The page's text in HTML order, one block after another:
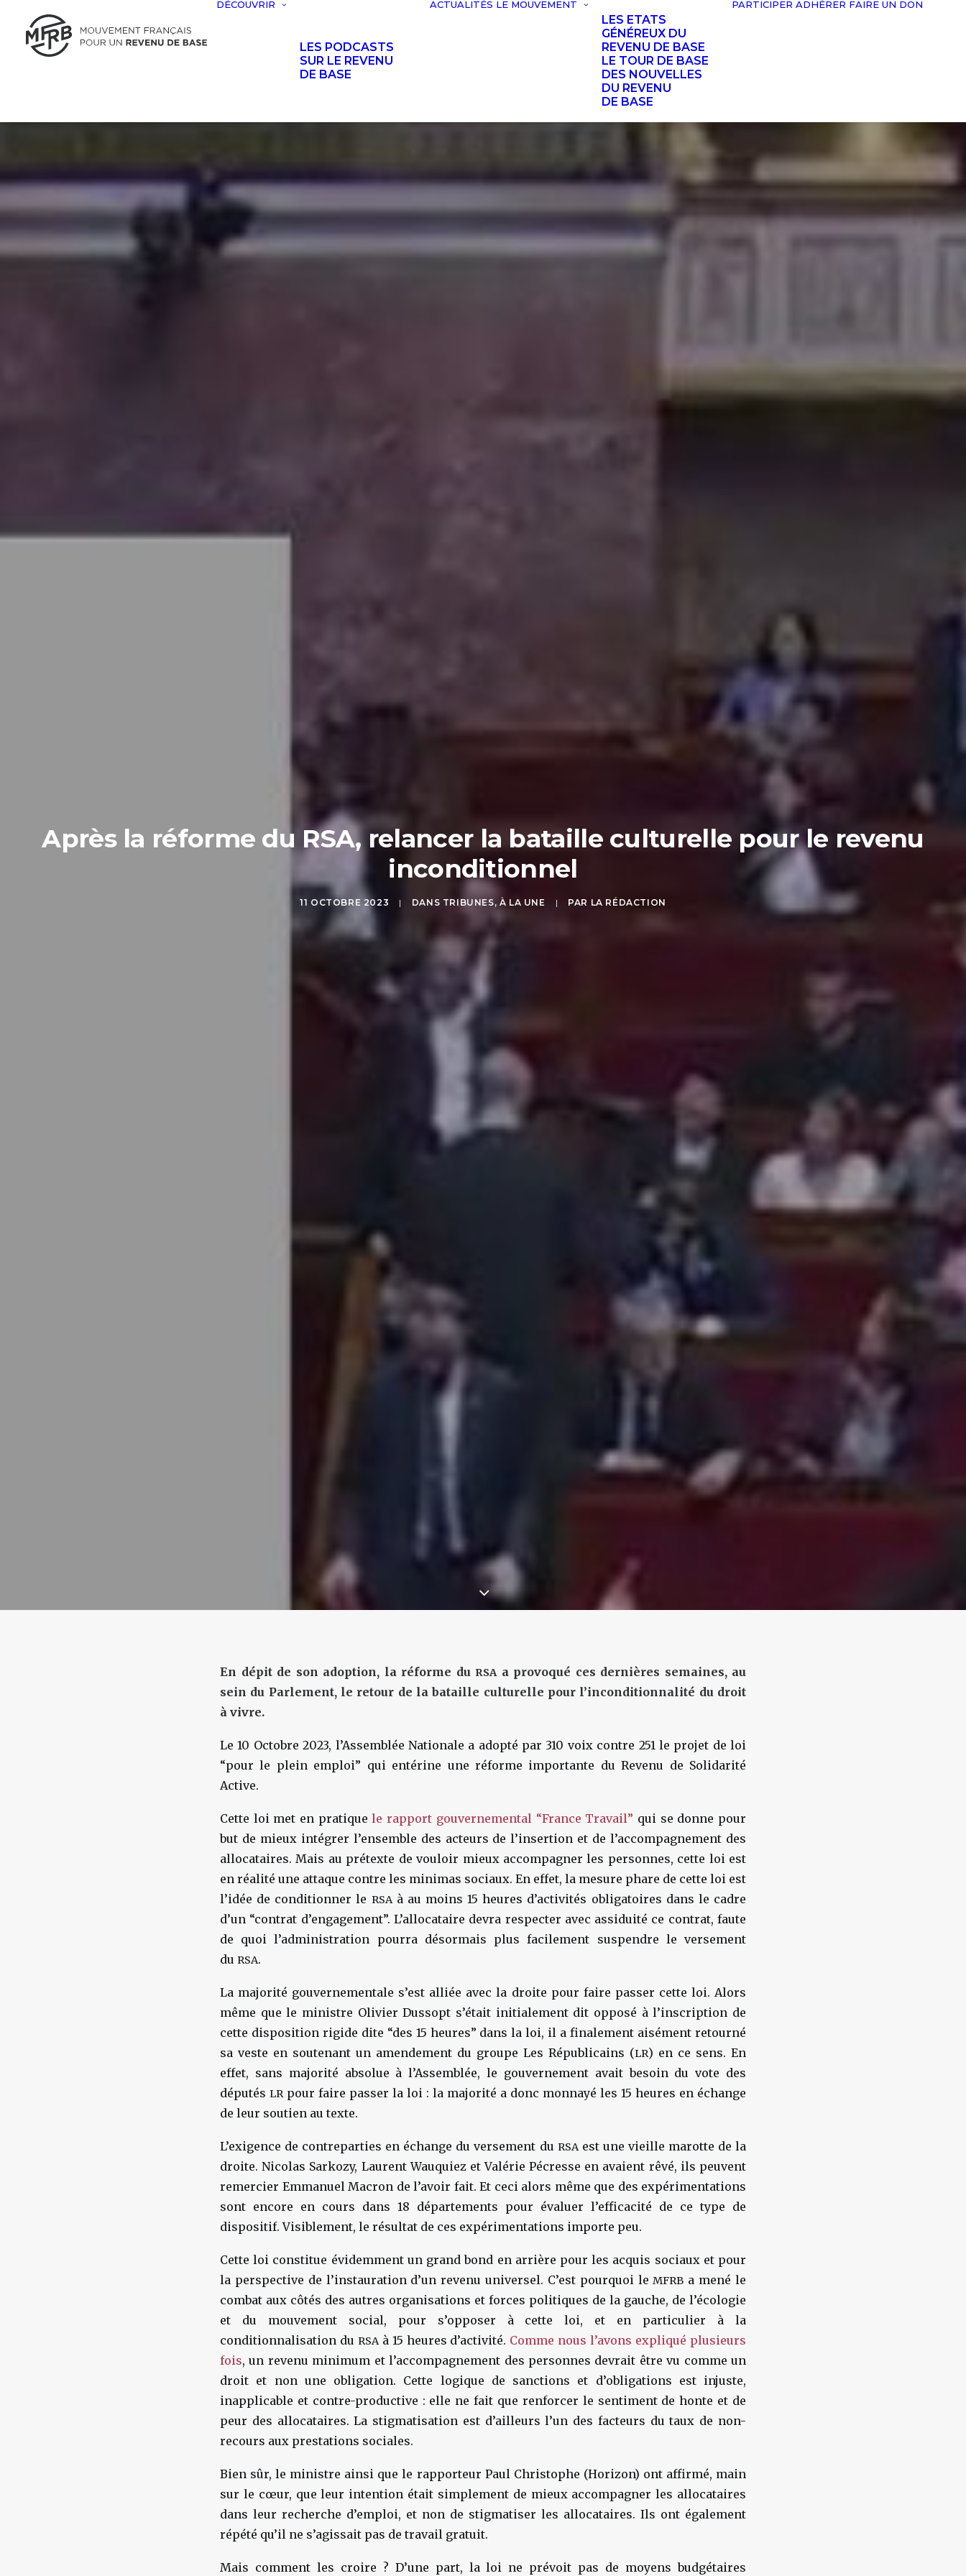
DÉCOUVRIR
LES PODCASTS
SUR LE REVENU
DE BASE
ACTUALITÉS LE MOUVEMENT
LES ETATS
GÉNÉREUX DU
REVENU DE BASE
LE TOUR DE BASE
DES NOUVELLES
DU REVENU
DE BASE
PARTICIPER ADHÉRER FAIRE UN DON
Après la réforme du RSA, relancer la bataille culturelle pour le revenu
inconditionnel
11 OCTOBRE 2023 | DANS TRIBUNES, À LA UNE | PAR LA RÉDACTION
En dépit de son adoption, la réforme du RSAa provoqué ces dernières semaines, au
sein du Parlement, le retour de la bataille culturelle pour l’inconditionnalité du droit
à vivre.
Le 10 Octobre 2023, l’Assemblée Nationale a adopté par 310 voix contre 251 le projet de loi
“pour le plein emploi” qui entérine une réforme importante du Revenu de Solidarité
Active.
Cette loi met en pratiquele rapport gouvernemental “France Travail” qui se donne pour
but de mieux intégrer l’ensemble des acteurs de l’insertion et de l’accompagnement des
allocataires. Mais au prétexte de vouloir mieux accompagner les personnes, cette loi est
en réalité une attaque contre les minimas sociaux. En effet, la mesure phare de cette loi est
l’idée de conditionner le RSAà au moins 15 heures d’activités obligatoires dans le cadre
d’un “contrat d’engagement”. L’allocataire devra respecter avec assiduité ce contrat, faute
de quoi l’administration pourra désormais plus facilement suspendre le versement
du RSA.
La majorité gouvernementale s’est alliée avec la droite pour faire passer cette loi. Alors
même que le ministre Olivier Dussopt s’était initialement dit opposé à l’inscription de
cette disposition rigide dite “des 15 heures” dans la loi, il a finalement aisément retourné
sa veste en soutenant un amendement du groupe Les Républicains (LR) en ce sens. En
effet, sans majorité absolue à l’Assemblée, le gouvernement avait besoin du vote des
députés LRpour faire passer la loi : la majorité a donc monnayé les 15 heures en échange
de leur soutien au texte.
L’exigence de contreparties en échange du versement du RSAest une vieille marotte de la
droite. Nicolas Sarkozy, Laurent Wauquiez et Valérie Pécresse en avaient rêvé, ils peuvent
remercier Emmanuel Macron de l’avoir fait. Et ceci alors même que des expérimentations
sont encore en cours dans 18 départements pour évaluer l’efficacité de ce type de
dispositif. Visiblement, le résultat de ces expérimentations importe peu.
Cette loi constitue évidemment un grand bond en arrière pour les acquis sociaux et pour
la perspective de l’instauration d’un revenu universel. C’est pourquoi leMFRB a mené le
combat aux côtés des autres organisations et forces politiques de la gauche, de l’écologie
et du mouvement social, pour s’opposer à cette loi, et en particulier à la
conditionnalisation du RSAà 15 heures d’activité. Comme nous l’avons expliqué plusieurs
fois, un revenu minimum et l’accompagnement des personnes devrait être vu comme un
droit et non une obligation. Cette logique de sanctions et d’obligations est injuste,
inapplicable et contre-productive : elle ne fait que renforcer le sentiment de honte et de
peur des allocataires. La stigmatisation est d’ailleurs l’un des facteurs du taux de non-
recours aux prestations sociales.
Bien sûr, le ministre ainsi que le rapporteur Paul Christophe (Horizon) ont affirmé, main
sur le cœur, que leur intention était simplement de mieux accompagner les allocataires
dans leur recherche d’emploi, et non de stigmatiser les allocataires. Ils ont également
répété qu’il ne s’agissait pas de travail gratuit.
Mais comment les croire ? D’une part, la loi ne prévoit pas de moyens budgétaires